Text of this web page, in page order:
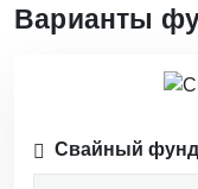
Варианты
Свайный